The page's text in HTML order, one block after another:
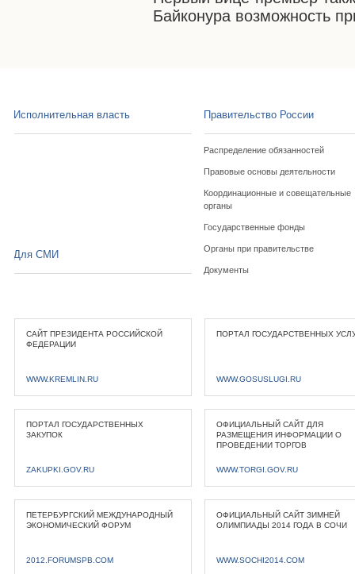
Байконура возможность
Исполнительная власть Правительство России
Распределение обязанностей
Правовые основы деятельности
Координационные и совещательные
органы
Государственные фонды
Органы при правительстве
Документы
Для СМИ
САЙТ ПРЕЗИДЕНТА РОССИЙСКОЙ
ФЕДЕРАЦИИ
WWW.KREMLIN.RU
ПОРТАЛ ГОСУДАРСТВЕННЫХ
WWW.GOSUSLUGI.RU
ПОРТАЛ ГОСУДАРСТВЕННЫХ
ЗАКУПОК
ZAKUPKI.GOV.RU
ОФИЦИАЛЬНЫЙ САЙТ ДЛЯ
РАЗМЕЩЕНИЯ ИНФОРМАЦИИ О
ПРОВЕДЕНИИ ТОРГОВ
WWW.TORGI.GOV.RU
ПЕТЕРБУРГСКИЙ МЕЖДУНАРОДНЫЙ
ЭКОНОМИЧЕСКИЙ ФОРУМ
2012.FORUMSPB.COM
ОФИЦИАЛЬНЫЙ САЙТ ЗИМНЕЙ
ОЛИМПИАДЫ 2014 ГОДА В СОЧИ
WWW.SOCHI2014.COM